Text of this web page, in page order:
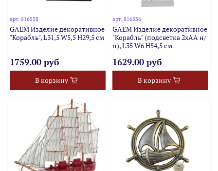
арт.816538
GAEM Изделие декоративное
"Корабль", L31,5 W5,5 H29,5 см
1759.00 руб
В корзину
арт. 816536
GAEM Изделие декоративное
"Корабль" (подсветка 2xАА н/
п), L35 W6 H54,5 см
1629.00 руб
В корзину